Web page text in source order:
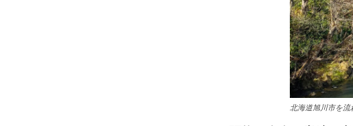
北海道旭川市を流